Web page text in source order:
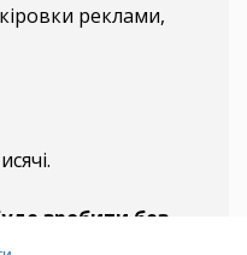
реклами,
зробити без
чи щось